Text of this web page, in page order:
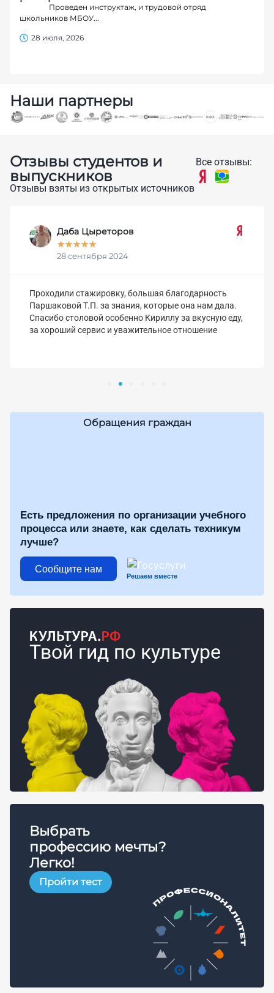
Проведен инструктаж, и трудовой отряд
школьников МБОУ...
28 июля, 2026
Наши партнеры
Отзывы студентов и
выпускников
Все отзывы:
Отзывы взяты из открытых источников
Даба Цыреторов
★★★★★
28 сентября 2024
Проходили стажировку, большая благодарность
Паршаковой Т.П. за знания, которые она нам дала.
Спасибо столовой особенно Кириллу за вкусную еду,
за хороший сервис и уважительное отношение
Обращения граждан
Есть предложения по организации учебного
процесса или знаете, как сделать техникум
лучше?
Сообщите нам
Решаем вместе
Твой гид по культуре
Выбрать
профессию мечты?
Легко!
Пройти тест